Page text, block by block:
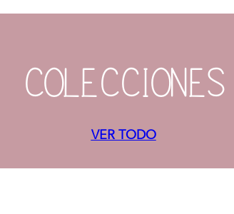
COLECCIONES
VER TODO